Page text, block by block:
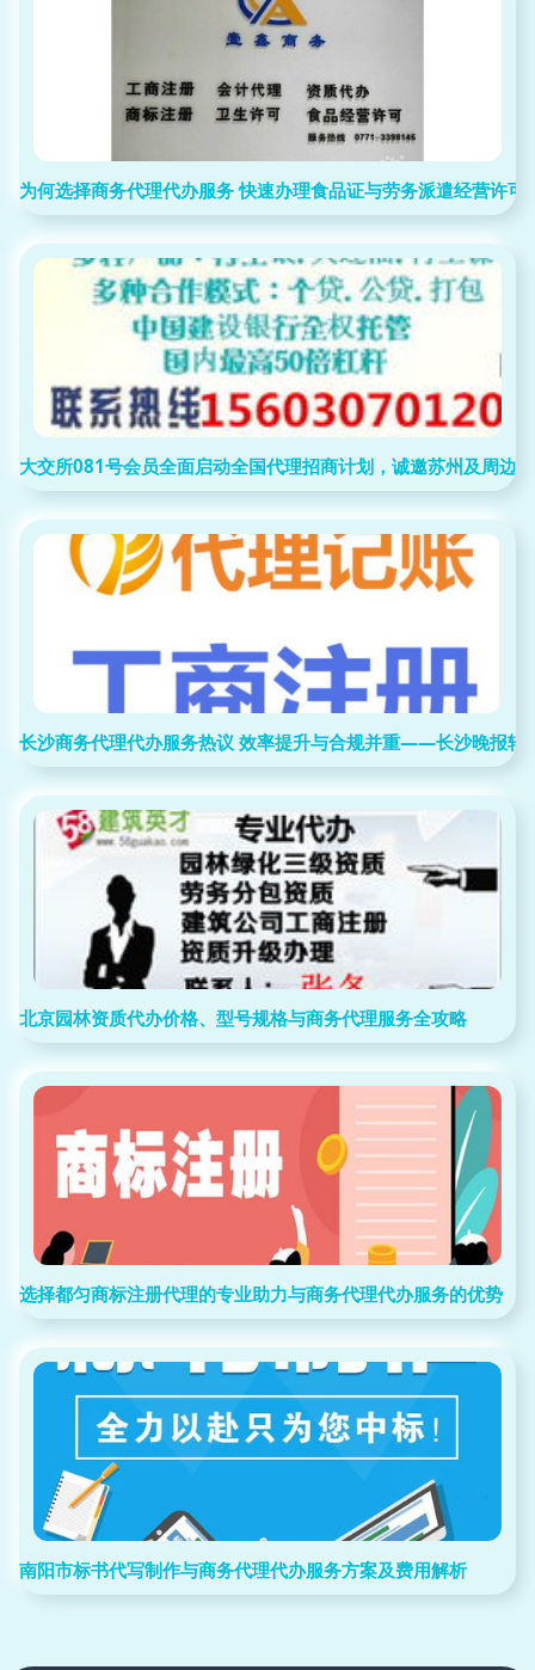
为何选择商务代理代办服务 快速办理食品证与劳务派遣经营许可
大交所081号会员全面启动全国代理招商计划，诚邀苏州及周边
长沙商务代理代办服务热议 效率提升与合规并重——长沙晚报转
北京园林资质代办价格、型号规格与商务代理服务全攻略
选择都匀商标注册代理的专业助力与商务代理代办服务的优势
南阳市标书代写制作与商务代理代办服务方案及费用解析